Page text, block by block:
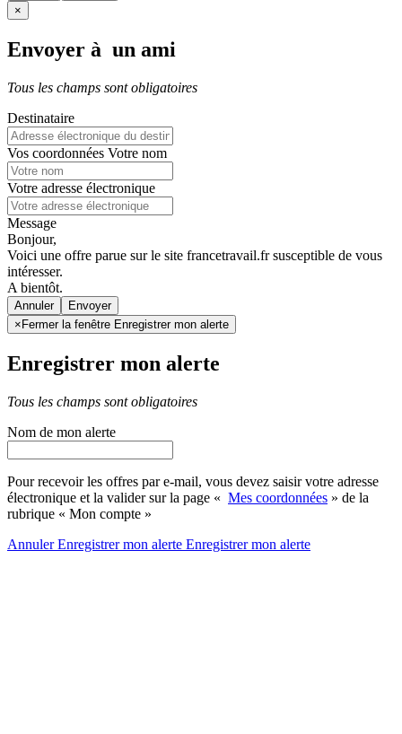
×
Envoyer à un ami
Tous les champs sont obligatoires
Destinataire
Vos coordonnées Votre nom
Votre adresse électronique
Message
Bonjour,
Voici une offre parue sur le site francetravail.fr susceptible de vous
intéresser.
A bientôt.
Annuler
× Fermer la fenêtre Enregistrer mon alerte
Enregistrer mon alerte
Tous les champs sont obligatoires
Nom de mon alerte
Pour recevoir les offres par e-mail, vous devez saisir votre adresse
électronique et la valider sur la page « Mes coordonnées » de la
rubrique « Mon compte »
AnnulerEnregistrer mon alerte Enregistrermon alerte